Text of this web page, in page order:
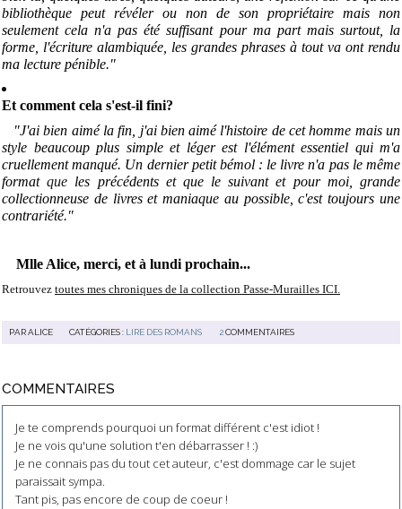
bibliothèque peut révéler ou non de son propriétaire mais non
seulement cela n'a pas été suffisant pour ma part mais surtout, la
forme, l'écriture alambiquée, les grandes phrases à tout va ont rendu
ma lecture pénible."
Et comment cela s'est-il fini?
"J'ai bien aimé la fin, j'ai bien aimé l'histoire de cet homme mais un
style beaucoup plus simple et léger est l'élément essentiel qui m'a
cruellement manqué. Un dernier petit bémol : le livre n'a pas le même
formatque les précédents et que le suivant et pour moi, grande
collectionneuse de livres et maniaque au possible, c'est toujours une
contrariété."
Mlle Alice, merci, et à lundi prochain...
Retrouvez toutes mes chroniques de la collection Passe-Murailles ICI.
PARALICE CATÉGORIES : LIRE DES ROMANS 2 COMMENTAIRES
COMMENTAIRES
Je te comprends pourquoi un format différent c'est idiot !
Je ne vois qu'une solution t'en débarrasser ! :)
Je ne connais pas du tout cet auteur, c'est dommage car le sujet
paraissait sympa.
Tant pis, pas encore de coup de coeur !